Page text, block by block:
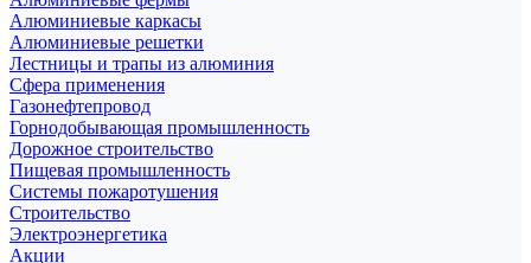
Алюминиевые каркасы
Алюминиевые решетки
Лестницы и трапы из алюминия
Сфера применения
Газонефтепровод
Горнодобывающая промышленность
Дорожное строительство
Пищевая промышленность
Системы пожаротушения
Строительство
Электроэнергетика
Акции